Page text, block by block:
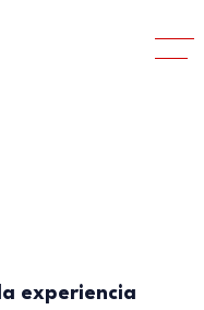
experiencia